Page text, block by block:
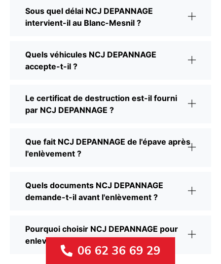
Sous quel délai NCJ DEPANNAGE
intervient-il au Blanc-Mesnil ?
Quels véhicules NCJ DEPANNAGE
accepte-t-il ?
Le certificat de destruction est-il fourni
par NCJ DEPANNAGE ?
Que fait NCJ DEPANNAGE de l'épave après
l'enlèvement ?
Quels documents NCJ DEPANNAGE
demande-t-il avant l'enlèvement ?
Pourquoi choisir NCJ DEPANNAGE pour
enlever une épave au Blanc-Mesnil ?
06 62 36 69 29